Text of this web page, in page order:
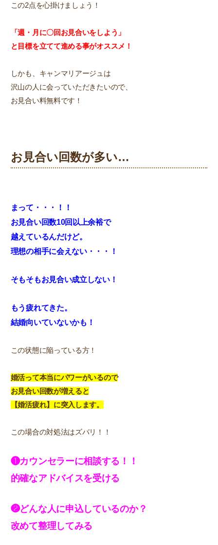
この2点を心掛けましょう！
「週・月に〇回お見合いをしよう」
と目標を立てて進める事がオススメ！
しかも、キャンマリアージュは
沢山の人に会っていただきたいので、
お見合い料無料です！
お見合い回数が多い…
まって・・・！！
お見合い回数10回以上余裕で
越えているんだけど。
理想の相手に会えない・・・！
そもそもお見合い成立しない！
もう疲れてきた。
結婚向いていないかも！
この状態に陥っている方！
婚活って本当にパワーがいるので
お見合い回数が増えると
【婚活疲れ】に突入します。
この場合の対処法はズバリ！！
❶カウンセラーに相談する！！
的確なアドバイスを受ける
❷どんな人に申込しているのか？
改めて整理してみる